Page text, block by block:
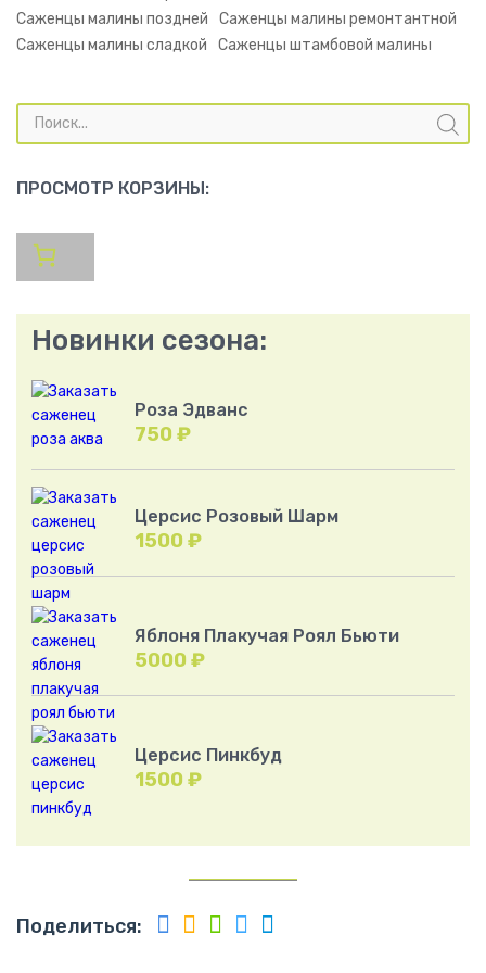
Саженцы малины поздней
Саженцы малины ремонтантной
Саженцы малины сладкой
Саженцы штамбовой малины
Поиск
товаров
ПРОСМОТР КОРЗИНЫ:
Новинки сезона:
Роза Эдванс
750 ₽
Церсис Розовый Шарм
1500 ₽
Яблоня Плакучая Роял Бьюти
5000 ₽
Церсис Пинкбуд
1500 ₽
Поделиться: